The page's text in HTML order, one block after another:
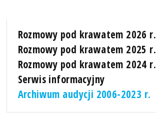
Rozmowy pod krawatem 2026 r.
Rozmowy pod krawatem 2025 r.
Rozmowy pod krawatem 2024 r.
Serwis informacyjny
Archiwum audycji 2006-2023 r.